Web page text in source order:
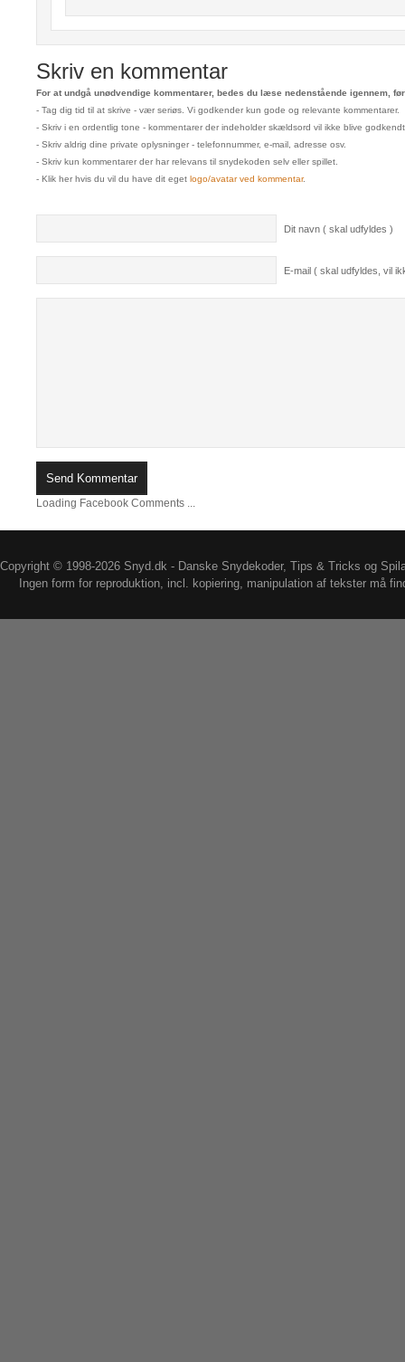
Skriv en kommentar
For at undgå unødvendige kommentarer, bedes du læse nedenstående igennem,
- Tag dig tid til at skrive - vær seriøs. Vi godkender kun gode og relevante kommentarer.
- Skriv i en ordentlig tone - kommentarer der indeholder skældsord vil ikke blive
- Skriv aldrig dine private oplysninger - telefonnummer, e-mail, adresse osv.
- Skriv kun kommentarer der har relevans til snydekoden selv eller spillet.
- Klik her hvis du vil du have dit eget logo/avatar ved kommentar.
Dit navn ( skal udfyldes )
E-mail ( skal udfyldes, vil
Loading Facebook Comments ...
Copyright © 1998-2026 Snyd.dk - Danske Snydekoder, Tips & Tricks og
Ingen form for reproduktion, incl. kopiering, manipulation af tekster må